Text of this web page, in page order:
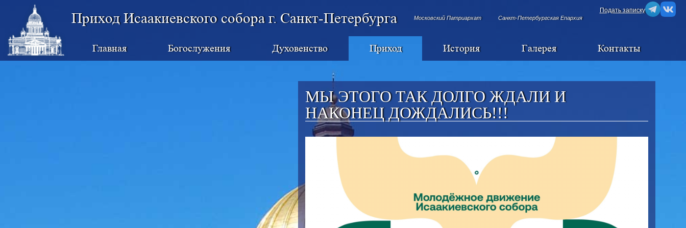
Приход Исаакиевского собора г. Санкт-Петербурга Московский Патриархат Санкт-Петербургская Епархия
Подать записку
Главная Богослужения Духовенство Приход История Галерея Контакты
МЫ ЭТОГО ТАК ДОЛГО ЖДАЛИ И
НАКОНЕЦ ДОЖДАЛИСЬ!!!